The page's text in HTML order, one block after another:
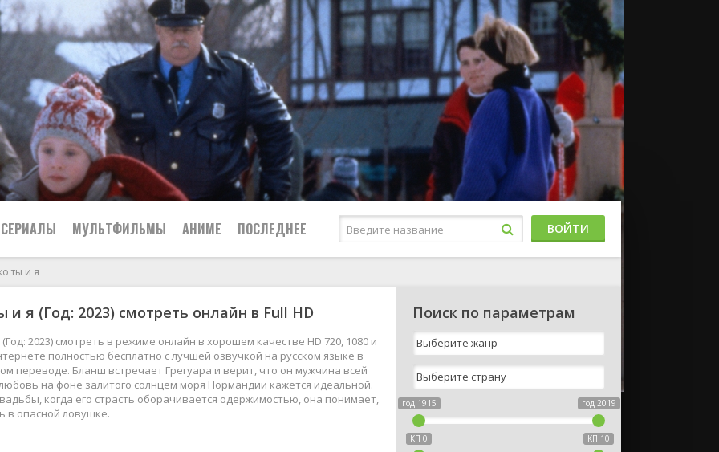
Боевики
Военные
Детективы
Детские
Драмы
Мелодрамы
Приключения
Семейные
Спорт
Триллеры
СЕРИАЛЫ МУЛЬТФИЛЬМЫ АНИМЕ ПОСЛЕДНЕЕ
2024
2023
2022
2021
ВОЙТИ
ты и я
и я (Год: 2023) смотреть онлайн в Full HD
2023) смотреть в режиме онлайн в хорошем качестве HD 720, 1080 и
полностью бесплатно с лучшей озвучкой на русском языке в
переводе. Бланш встречает Грегуара и верит, что он мужчина всей
на фоне залитого солнцем моря Нормандии кажется идеальной.
когда его страсть оборачивается одержимостью, она понимает,
в опасной ловушке.
Поиск по параметрам
год 1915 год 2019
КП 0 КП 10